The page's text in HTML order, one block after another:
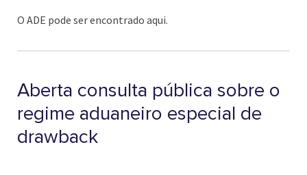
O ADE pode ser encontrado aqui.
Aberta consulta pública sobre o
regime aduaneiro especial de
drawback